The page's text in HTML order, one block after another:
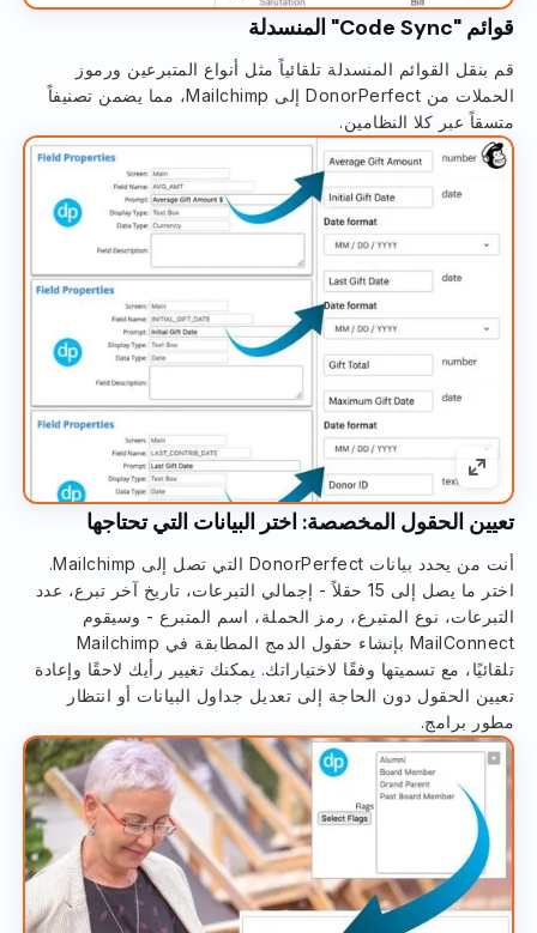
قوائم "Code Sync" المنسدلة
قم بنقل القوائم المنسدلة تلقائياً مثل أنواع المتبرعين ورموز
الحملات من DonorPerfect إلى Mailchimp، مما يضمن تصنيفاً
متسقاً عبر كلا النظامين.
تعيين الحقول المخصصة: اختر البيانات التي تحتاجها
أنت من يحدد بيانات DonorPerfect التي تصل إلى Mailchimp.
اختر ما يصل إلى 15 حقلاً - إجمالي التبرعات، تاريخ آخر تبرع، عدد
التبرعات، نوع المتبرع، رمز الحملة، اسم المتبرع - وسيقوم
MailConnect بإنشاء حقول الدمج المطابقة في Mailchimp
تلقائيًا، مع تسميتها وفقًا لاختياراتك. يمكنك تغيير رأيك لاحقًا وإعادة
تعيين الحقول دون الحاجة إلى تعديل جداول البيانات أو انتظار
مطور برامج.